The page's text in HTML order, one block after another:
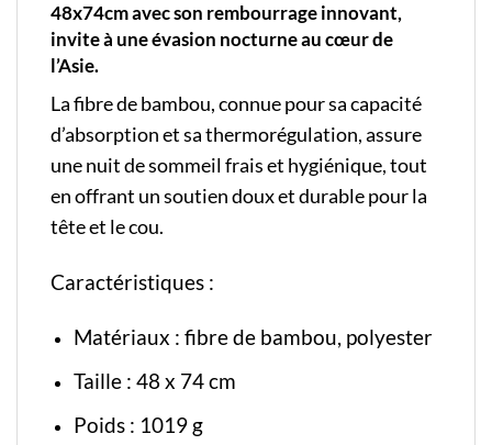
48x74cm avec son rembourrage innovant,
invite à une évasion nocturne au cœur de
l’Asie.
La fibre de bambou, connue pour sa capacité
d’absorption et sa thermorégulation, assure
une nuit de sommeil frais et hygiénique, tout
en offrant un soutien doux et durable pour la
tête et le cou.
Caractéristiques :
Matériaux : fibre de bambou, polyester
Taille : 48 x 74 cm
Poids : 1019 g